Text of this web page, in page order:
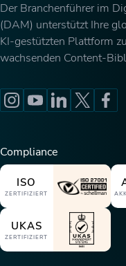
Der Branchenführer im
(DAM) unterstützt Ihre
KI-gestützten Plattform
wachsenden Content-
Compliance
ISO
ZERTIFIZIERT
UKAS
ZERTIFIZIERT